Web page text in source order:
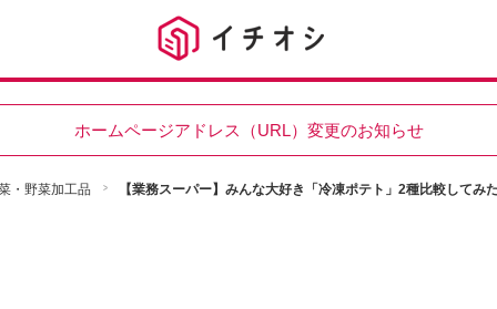
ホームページアドレス（URL）変更のお知らせ
・野菜加工品 【業務スーパー】みんな大好き「冷凍ポテト」2種比較してみ